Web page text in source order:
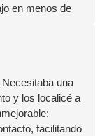
en menos de
una
y los localicé a
facilitando